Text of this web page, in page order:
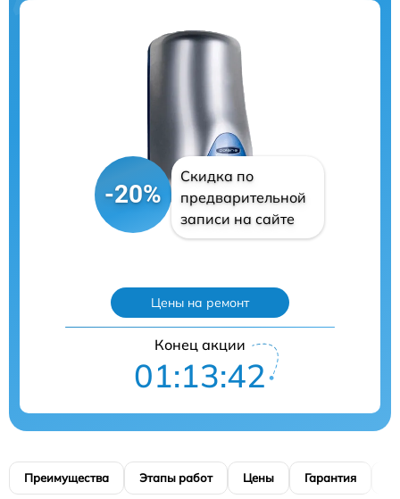
-20%
Скидка по
предварительной
записи на сайте
Цены на ремонт
Конец акции
01:13:40
Преимущества Этапы работ Цены Гарантия